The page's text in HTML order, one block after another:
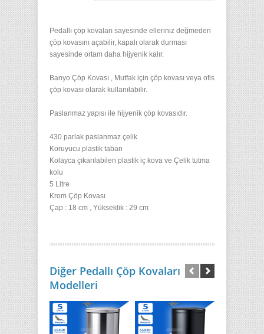
Pedallı çöp kovaları sayesinde elleriniz değmeden
çöp kovasını açabilir, kapalı olarak durması
sayesinde ortam daha hijyenik kalır.
Banyo Çöp Kovası , Mutfak için çöp kovası veya ofis
çöp kovası olarak kullanılabilir.
Paslanmaz yapısı ile hijyenik çöp kovasıdır.
430 parlak paslanmaz çelik
Koruyucu plastik taban
Kolayca çıkarılabilen plastik iç kova ve Çelik tutma
kolu
5 Litre
Krom Çöp Kovası
Çap : 18 cm , Yükseklik : 29 cm
Diğer Pedallı Çöp Kovaları
Modelleri